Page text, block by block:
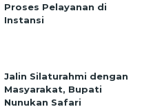
Proses Pelayanan di
Instansi
Jalin Silaturahmi dengan
Masyarakat, Bupati
Nunukan Safari